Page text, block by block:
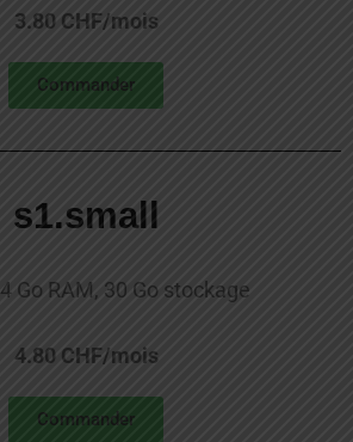
3.80 CHF/mois
Commander
s1.small
Go RAM, 30 Go stockage
4.80 CHF/mois
Commander